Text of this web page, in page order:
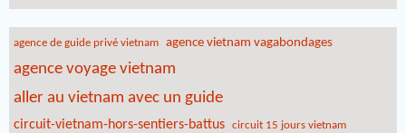
agence de guide privé vietnam agence vietnam vagabondages
agence voyage vietnam
aller au vietnam avec un guide
circuit-vietnam-hors-sentiers-battus circuit 15 jours vietnam